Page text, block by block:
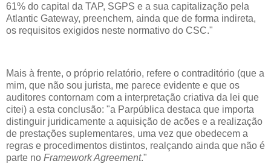
61% do capital da TAP, SGPS e a sua capitalização pela
Atlantic Gateway, preenchem, ainda que de forma indireta,
os requisitos exigidos neste normativo do CSC."
Mais à frente, o próprio relatório, refere o contraditório (que a
mim, que não sou jurista, me parece evidente e que os
auditores contornam com a interpretação criativa da lei que
citei) a esta conclusão: "a Parpública destaca que importa
distinguir juridicamente a aquisição de acões e a realização
de prestações suplementares, uma vez que obedecem a
regras e procedimentos distintos, realçando ainda que não é
parte no Framework Agreement."